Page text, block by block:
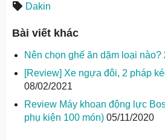
Dakin
Bài viết khác
Nên chọn ghế ăn dặm loại nào?
[Review] Xe ngựa đôi, 2 pháp
08/02/2021
Review Máy khoan động lực
phụ kiện 100 món) 05/11/2020